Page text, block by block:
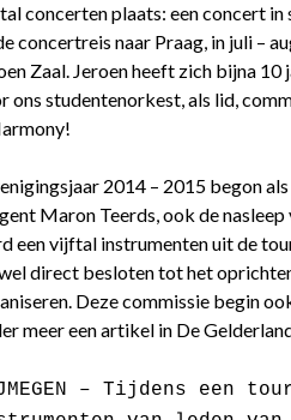
concerten plaats: een concert
concertreis naar Praag, in juli –
Zaal. Jeroen heeft zich bijna
ons studentenorkest, als lid,
2014 – 2015 begon
Maron Teerds, ook de
een vijftal instrumenten uit de
direct besloten tot het
Deze commissie begin
meer een artikel in De
– Tijdens een